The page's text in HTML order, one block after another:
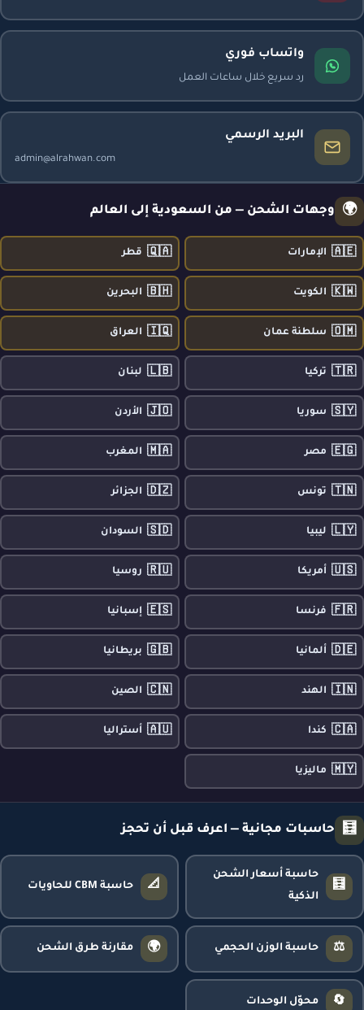
واتساب فوري
رد سريع خلال ساعات العمل
البريد الرسمي
admin@alrahwan.com
🌍 وجهات الشحن — من السعودية إلى العالم
🇦🇪 الإمارات 🇶🇦 قطر
🇰🇼 الكويت 🇧🇭 البحرين
🇴🇲 سلطنة عمان 🇮🇶 العراق
🇹🇷 تركيا 🇱🇧 لبنان
🇸🇾 سوريا 🇯🇴 الأردن
🇪🇬 مصر 🇲🇦 المغرب
🇹🇳 تونس 🇩🇿 الجزائر
🇱🇾 ليبيا 🇸🇩 السودان
🇺🇸 أمريكا 🇷🇺 روسيا
🇫🇷 فرنسا 🇪🇸 إسبانيا
🇩🇪 ألمانيا 🇬🇧 بريطانيا
🇮🇳 الهند 🇨🇳 الصين
🇨🇦 كندا 🇦🇺 أستراليا
🇲🇾 ماليزيا
🧮 حاسبات مجانية — اعرف قبل أن تحجز
🧮
حاسبة أسعار الشحن
الذكية
📐 حاسبة CBM للحاويات
⚖️ حاسبة الوزن الحجمي 🌍 مقارنة طرق الشحن
🔄 محوّل الوحدات